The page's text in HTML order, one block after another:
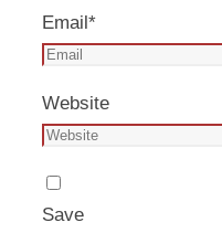
Email*
Website
Save